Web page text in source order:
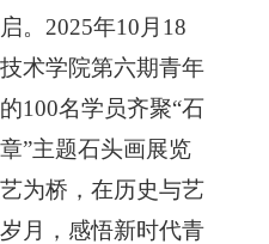
。 2025年10月18
术学院第六期青年
100名学员齐聚“石
”主题石头画展览
为桥，在历史与艺
月，感悟新时代青